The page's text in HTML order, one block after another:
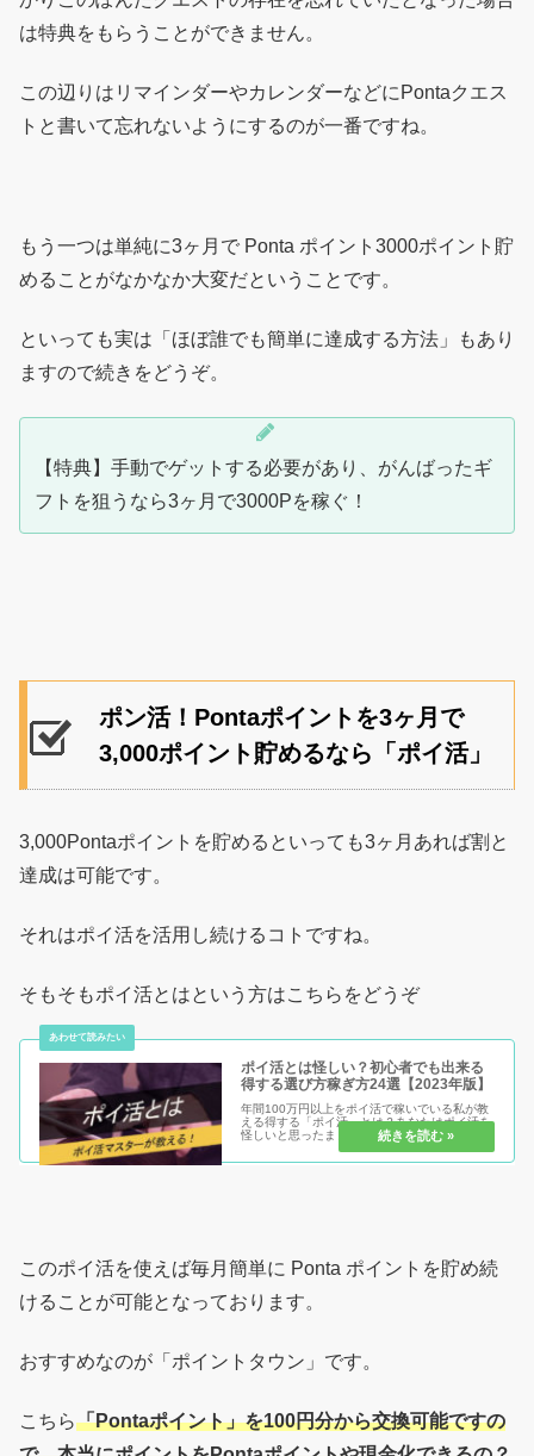
は特典をもらうことができません。
この辺りはリマインダーやカレンダーなどにPontaクエス
トと書いて忘れないようにするのが一番ですね。
もう一つは単純に3ヶ月で Ponta ポイント3000ポイント貯
めることがなかなか大変だということです。
といっても実は「ほぼ誰でも簡単に達成する方法」もあり
ますので続きをどうぞ。
【特典】手動でゲットする必要があり、がんばったギ
フトを狙うなら3ヶ月で3000Pを稼ぐ！
ポン活！Pontaポイントを3ヶ月で
3,000ポイント貯めるなら「ポイ活」
3,000Pontaポイントを貯めるといっても3ヶ月あれば割と
達成は可能です。
それはポイ活を活用し続けるコトですね。
そもそもポイ活とはという方はこちらをどうぞ
ポイ活とは怪しい？初心者でも出来る
得する選び方稼ぎ方24選【2023年版】
年間100万円以上をポイ活で稼いでいる私が教
える得する「ポイ活」とは？あなたはポイ活を
怪しいと思ったままで損する人？それともポイ
活を安心安全に始めて得する人？ポイ活のメリ
ット・デメリットを知り、初心者だからこそ得
このポイ活を使えば毎月簡単に Ponta ポイントを貯め続
けることが可能となっております。
おすすめなのが「ポイントタウン」です。
こちら「Pontaポイント」を100円分から交換可能ですの